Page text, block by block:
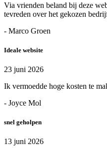
Via vrienden beland bij deze
tevreden over het gekozen
- Marco Groen
Ideale website
23 juni 2026
Ik vermoedde hoge kosten te
- Joyce Mol
snel geholpen
13 juni 2026